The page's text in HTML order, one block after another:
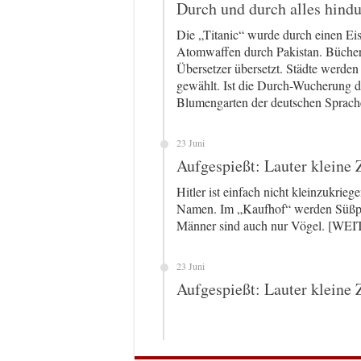
Durch und durch alles
Die „Titanic“ wurde durch einen
Atomwaffen durch Pakistan.
Übersetzer übersetzt. Städte
gewählt. Ist die Durch-Wucherung
Blumengarten der deutschen
23 Juni
Aufgespießt: Lauter kleine
Hitler ist einfach nicht
Namen. Im „Kaufhof“ werden
Männer sind auch nur Vögel.
23 Juni
Aufgespießt: Lauter kleine